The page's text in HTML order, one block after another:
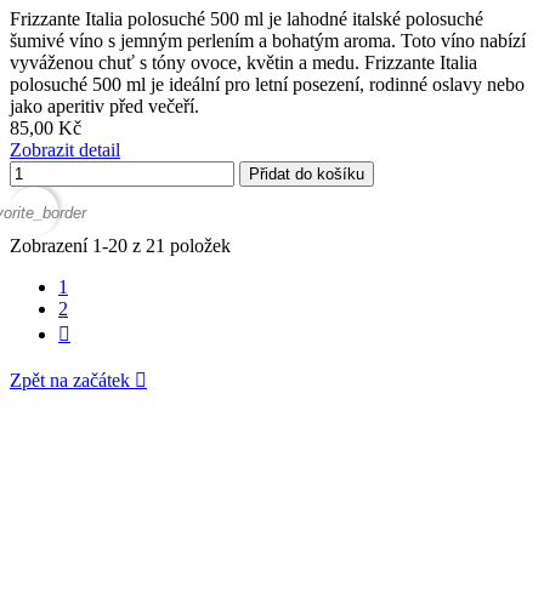
Frizzante Italia polosuché 500 ml je lahodné italské polosuché
šumivé víno s jemným perlením a bohatým aroma. Toto víno nabízí
vyváženou chuť s tóny ovoce, květin a medu. Frizzante Italia
polosuché 500 ml je ideální pro letní posezení, rodinné oslavy nebo
jako aperitiv před večeří.
85,00 Kč
Zobrazit detail
Přidat do košíku
Zobrazení 1-20 z 21 položek
1
2

Zpět na začátek 